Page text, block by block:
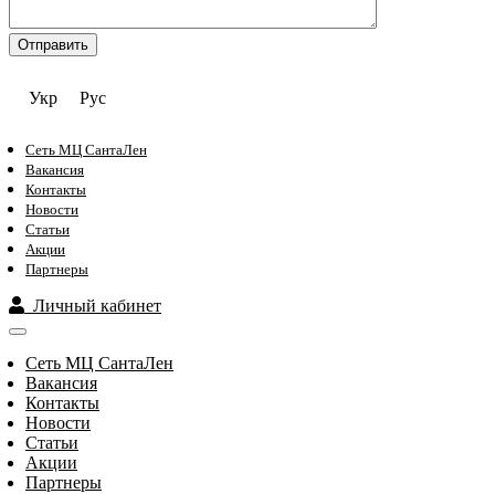
Укр Рус
Сеть МЦ СантаЛен
Вакансия
Контакты
Новости
Статьи
Акции
Партнеры
Личный кабинет
Сеть МЦ СантаЛен
Вакансия
Контакты
Новости
Статьи
Акции
Партнеры